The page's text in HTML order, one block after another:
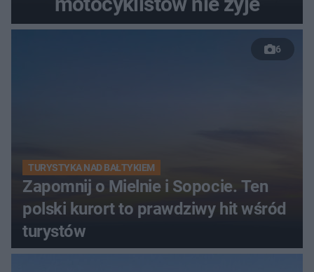
6
TURYSTYKA NAD BAŁTYKIEM
Zapomnij o Mielnie i Sopocie. Ten
polski kurort to prawdziwy hit wśród
turystów